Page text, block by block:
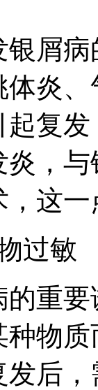
银屑
炎
复
，
这
过敏
重
种物
后